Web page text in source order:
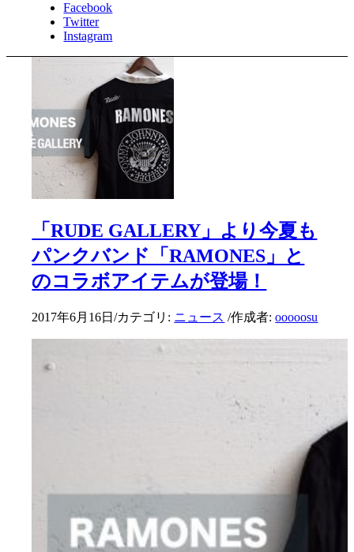
Facebook
Twitter
Instagram
「RUDE GALLERY」より今夏も
パンクバンド「RAMONES」と
のコラボアイテムが登場！
2017年6月16日/カテゴリ: ニュース /作成者:ooooosu